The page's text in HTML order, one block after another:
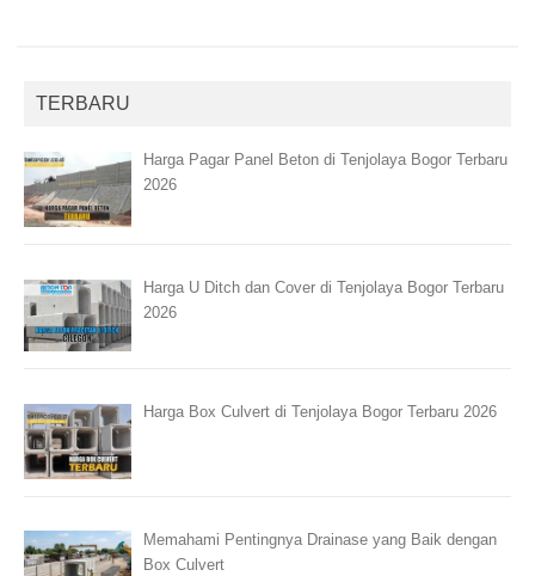
TERBARU
Harga Pagar Panel Beton di Tenjolaya Bogor Terbaru
2026
Harga U Ditch dan Cover di Tenjolaya Bogor Terbaru
2026
Harga Box Culvert di Tenjolaya Bogor Terbaru 2026
Memahami Pentingnya Drainase yang Baik dengan
Box Culvert